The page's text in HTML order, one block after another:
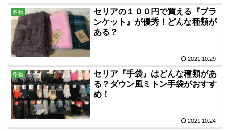
冬物
セリアの１００円で買える『ブラ
ンケット』が優秀！どんな種類が
ある？
2021.10.29
冬物
セリア『手袋』はどんな種類があ
る？ダウン風ミトン手袋がおすす
め！
2021.10.24